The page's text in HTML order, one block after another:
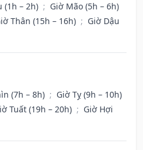
(1h – 2h) ; Giờ Mão (5h – 6h)
Thân (15h – 16h) ; Giờ Dậu
(7h – 8h) ; Giờ Tỵ (9h – 10h)
Tuất (19h – 20h) ; Giờ Hợi